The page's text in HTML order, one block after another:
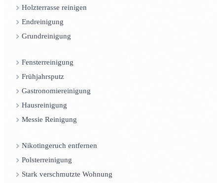
Holzterrasse reinigen
Endreinigung
Grundreinigung
Fensterreinigung
Frühjahrsputz
Gastronomiereinigung
Hausreinigung
Messie Reinigung
Nikotingeruch entfernen
Polsterreinigung
Stark verschmutzte Wohnung